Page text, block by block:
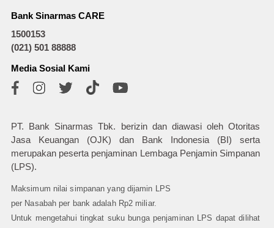
Bank Sinarmas CARE
1500153
(021) 501 88888
Media Sosial Kami
PT. Bank Sinarmas Tbk. berizin dan diawasi oleh Otoritas
Jasa Keuangan (OJK) dan Bank Indonesia (BI) serta
merupakan peserta penjaminan Lembaga Penjamin Simpanan
(LPS).
Maksimum nilai simpanan yang dijamin LPS
per Nasabah per bank adalah Rp2 miliar.
Untuk mengetahui tingkat suku bunga penjaminan LPS dapat dilihat